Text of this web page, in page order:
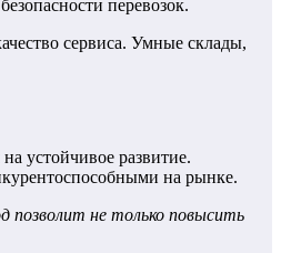
перевозок.
сервиса. Умные склады,
устойчивое развитие.
на рынке.
позволит не только повысить